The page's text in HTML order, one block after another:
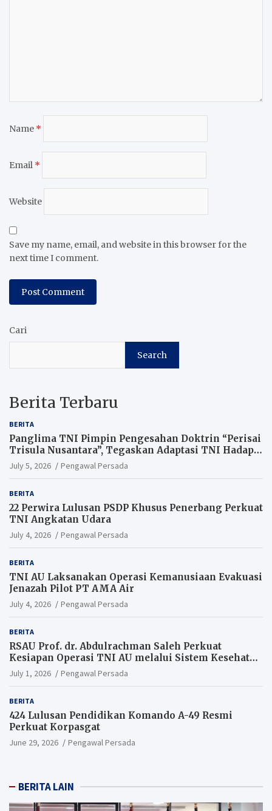
Name *
Email *
Website
Save my name, email, and website in this browser for the
next time I comment.
Cari
Search
Berita Terbaru
BERITA
Panglima TNI Pimpin Pengesahan Doktrin “Perisai
Trisula Nusantara”, Tegaskan Adaptasi TNI Hadapi
Perang Modern
July 5, 2026 Pengawal Persada
BERITA
22 Perwira Lulusan PSDP Khusus Penerbang Perkuat
TNI Angkatan Udara
July 4, 2026 Pengawal Persada
BERITA
TNI AU Laksanakan Operasi Kemanusiaan Evakuasi
Jenazah Pilot PT AMA Air
July 4, 2026 Pengawal Persada
BERITA
RSAU Prof. dr. Abdulrachman Saleh Perkuat
Kesiapan Operasi TNI AU melalui Sistem Kesehatan
Andal
July 1, 2026 Pengawal Persada
BERITA
424 Lulusan Pendidikan Komando A-49 Resmi
Perkuat Korpasgat
June 29, 2026 Pengawal Persada
BERITA LAIN